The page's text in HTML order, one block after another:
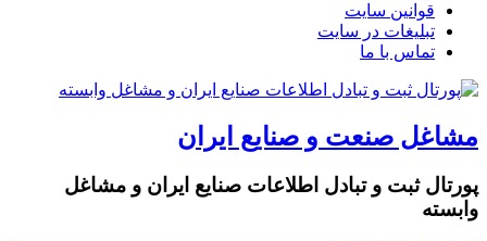
قوانین سایت
تبلیغات در سایت
تماس با ما
مشاغل صنعت و صنایع ایران
پورتال ثبت و تبادل اطلاعات صنایع ایران و مشاغل
وابسته